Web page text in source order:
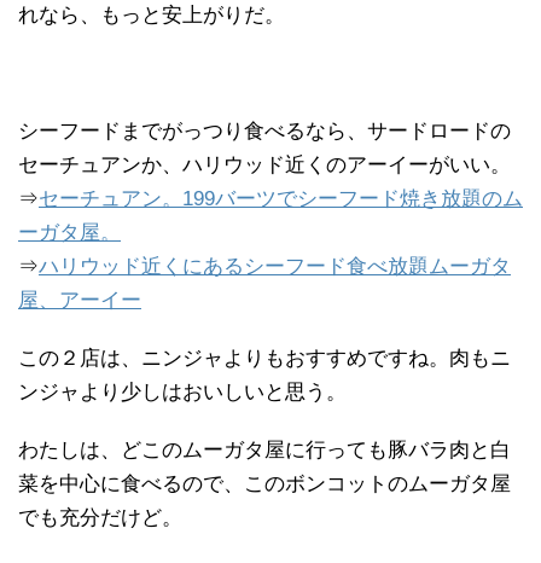
れなら、もっと安上がりだ。
シーフードまでがっつり食べるなら、サードロードの
セーチュアンか、ハリウッド近くのアーイーがいい。
⇒セーチュアン。199バーツでシーフード焼き放題のム
ーガタ屋。
⇒ハリウッド近くにあるシーフード食べ放題ムーガタ
屋、アーイー
この２店は、ニンジャよりもおすすめですね。肉もニ
ンジャより少しはおいしいと思う。
わたしは、どこのムーガタ屋に行っても豚バラ肉と白
菜を中心に食べるので、このボンコットのムーガタ屋
でも充分だけど。